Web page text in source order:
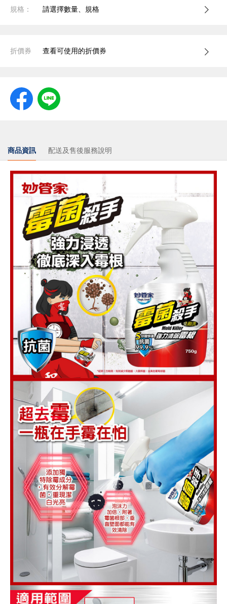
規格： 請選擇數量、規格
折價券 查看可使用的折價券
商品資訊 配送及售後服務說明